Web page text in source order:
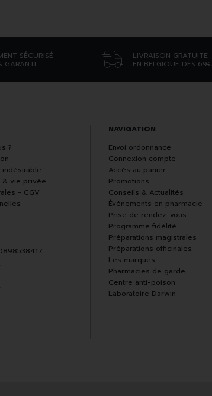
SÉCURISÉ
GARANTI
LIVRAISON GRATUITE
EN BELGIQUE DÈS
?
& vie privée
- CGV
NAVIGATION
Envoi ordonnance
Connexion compte
Accès au panier
Promotions
Conseils & Actualités
Événements en pharmacie
Prise de rendez-vous
Programme fidélité
Préparations magistrales
Préparations officinales
Les marques
Pharmacies de garde
Centre anti-poison
Laboratoire Darwin